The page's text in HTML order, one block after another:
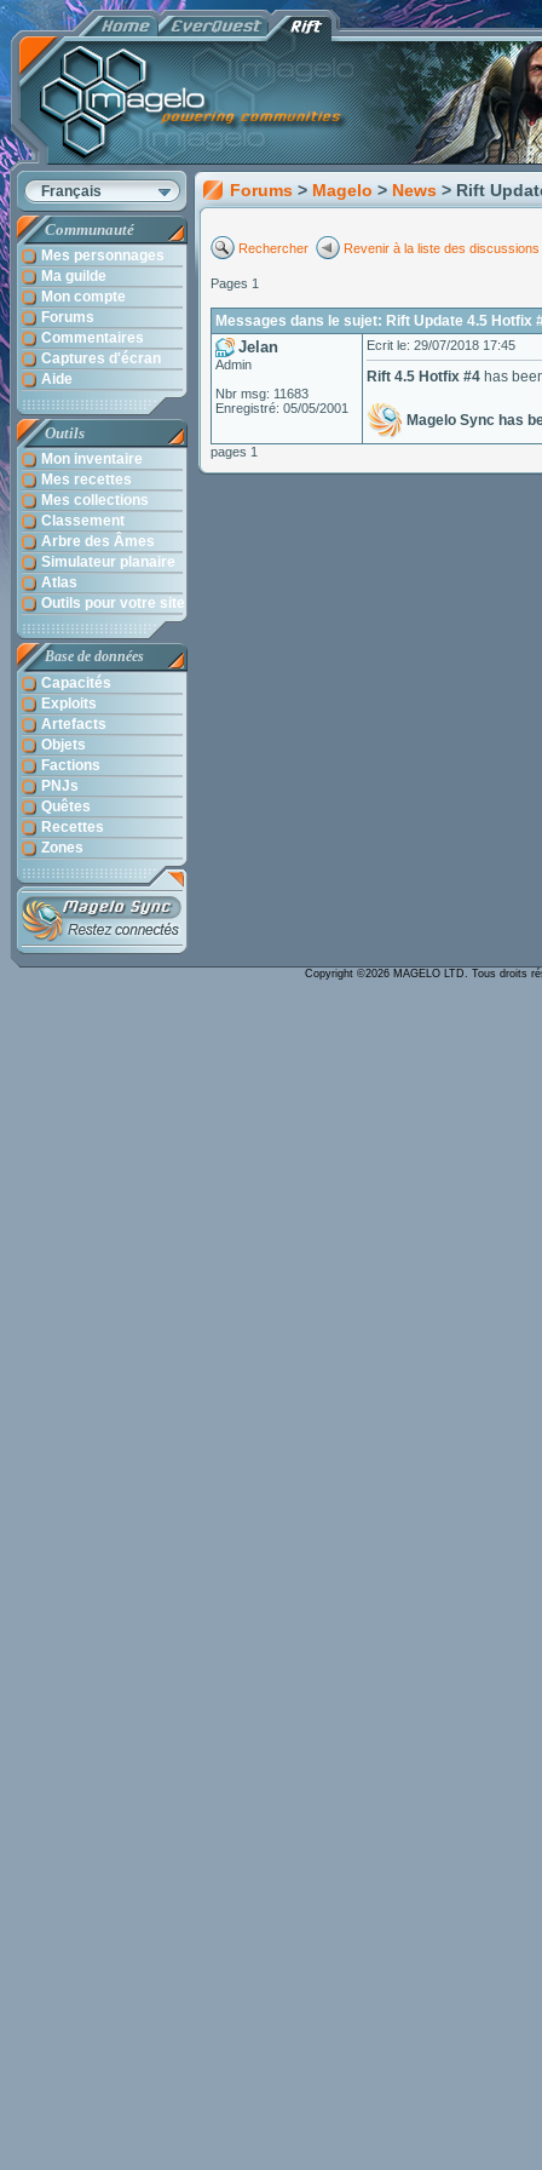
Français
Communauté
Mes personnages
Ma guilde
Mon compte
Forums
Commentaires
Captures d'écran
Aide
Outils
Mon inventaire
Mes recettes
Mes collections
Classement
Arbre des Âmes
Simulateur planaire
Atlas
Outils pour votre site
Base de données
Capacités
Exploits
Artefacts
Objets
Factions
PNJs
Quêtes
Recettes
Zones
Forums > Magelo > News > Rift
Rechercher Revenir à la liste des discussions
Pages 1
Messages dans le sujet: Rift Update 4.5 Hotfix
Jelan
Admin
Nbr msg: 11683
Enregistré: 05/05/2001
Ecrit le: 29/07/2018 17:45
Rift 4.5 Hotfix #4 has
Magelo Sync has
pages 1
Copyright ©2026 MAGELO LTD. Tous droits